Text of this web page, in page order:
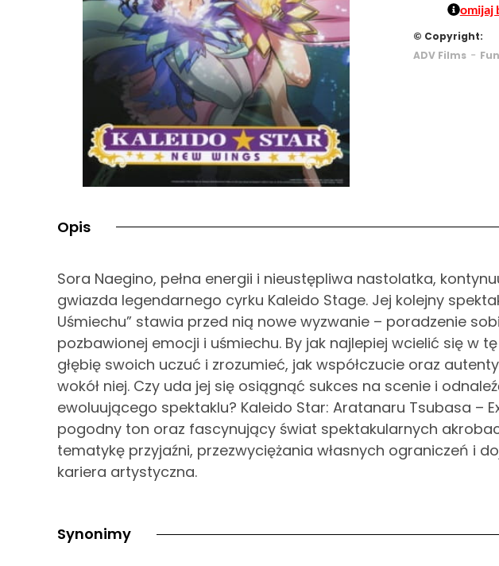
omijaj
© Copyright:
ADV Films -
Opis
Sora Naegino, pełna energii i nieustępliwa nastolatka,
gwiazda legendarnego cyrku Kaleido Stage. Jej kolejny
Uśmiechu” stawia przed nią nowe wyzwanie – poradzenie
pozbawionej emocji i uśmiechu. By jak najlepiej wcielić się w
głębię swoich uczuć i zrozumieć, jak współczucie oraz
wokół niej. Czy uda jej się osiągnąć sukces na scenie i
ewoluującego spektaklu? Kaleido Star: Aratanaru Tsubasa –
pogodny ton oraz fascynujący świat spektakularnych
tematykę przyjaźni, przezwyciężania własnych ograniczeń i
kariera artystyczna.
Synonimy